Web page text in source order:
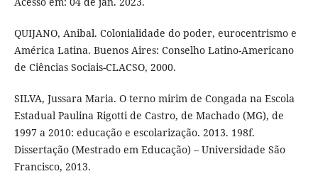
QUIJANO, Anibal. Colonialidade do poder, eurocentrismo e
América Latina. Buenos Aires: Conselho Latino-Americano
de Ciências Sociais-CLACSO, 2000.
SILVA, Jussara Maria. O terno mirim de Congada na Escola
Estadual Paulina Rigotti de Castro, de Machado (MG), de
1997 a 2010: educação e escolarização. 2013. 198f.
Dissertação (Mestrado em Educação) – Universidade São
Francisco, 2013.